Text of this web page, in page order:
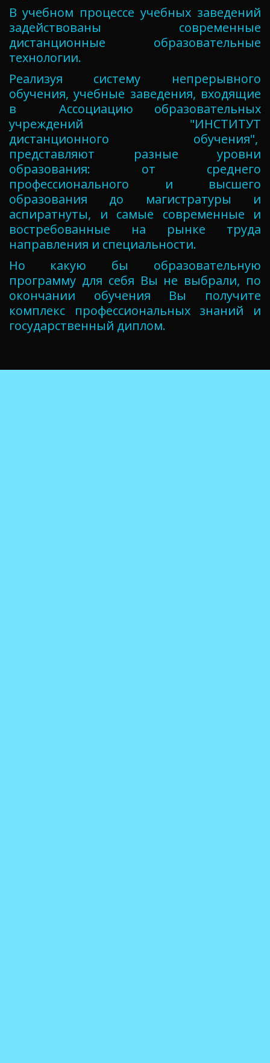
В учебном процессе учебных заведений
задействованы современные
дистанционные образовательные
технологии.
Реализуя систему непрерывного
обучения, учебные заведения, входящие
в Ассоциацию образовательных
учреждений "ИНСТИТУТ
дистанционного обучения",
представляют разные уровни
образования: от среднего
профессионального и высшего
образования до магистратуры и
аспиратнуты, и самые современные и
востребованные на рынке труда
направления и специальности.
Но какую бы образовательную
программу для себя Вы не выбрали, по
окончании обучения Вы получите
комплекс профессиональных знаний и
государственный диплом.